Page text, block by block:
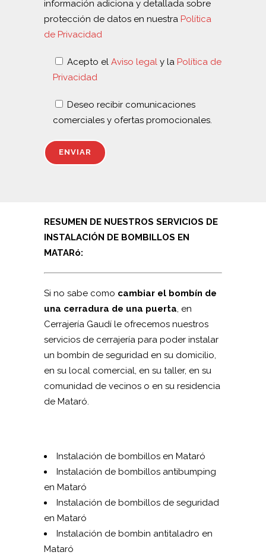
información adiciona y detallada sobre
protección de datos en nuestra Política
de Privacidad
Acepto el Aviso legal y la Política de
Privacidad
Deseo recibir comunicaciones
comerciales y ofertas promocionales.
RESUMEN DE NUESTROS SERVICIOS DE
INSTALACIÓN DE BOMBILLOS EN
MATARó:
Si no sabe como cambiar el bombín de
una cerradura de una puerta, en
Cerrajería Gaudí le ofrecemos nuestros
servicios de cerrajería para poder instalar
un bombín de seguridad en su domicilio,
en su local comercial, en su taller, en su
comunidad de vecinos o en su residencia
de Mataró.
Instalación de bombillos en Mataró
Instalación de bombillos antibumping
en Mataró
Instalación de bombillos de seguridad
en Mataró
Instalación de bombin antitaladro en
Mataró